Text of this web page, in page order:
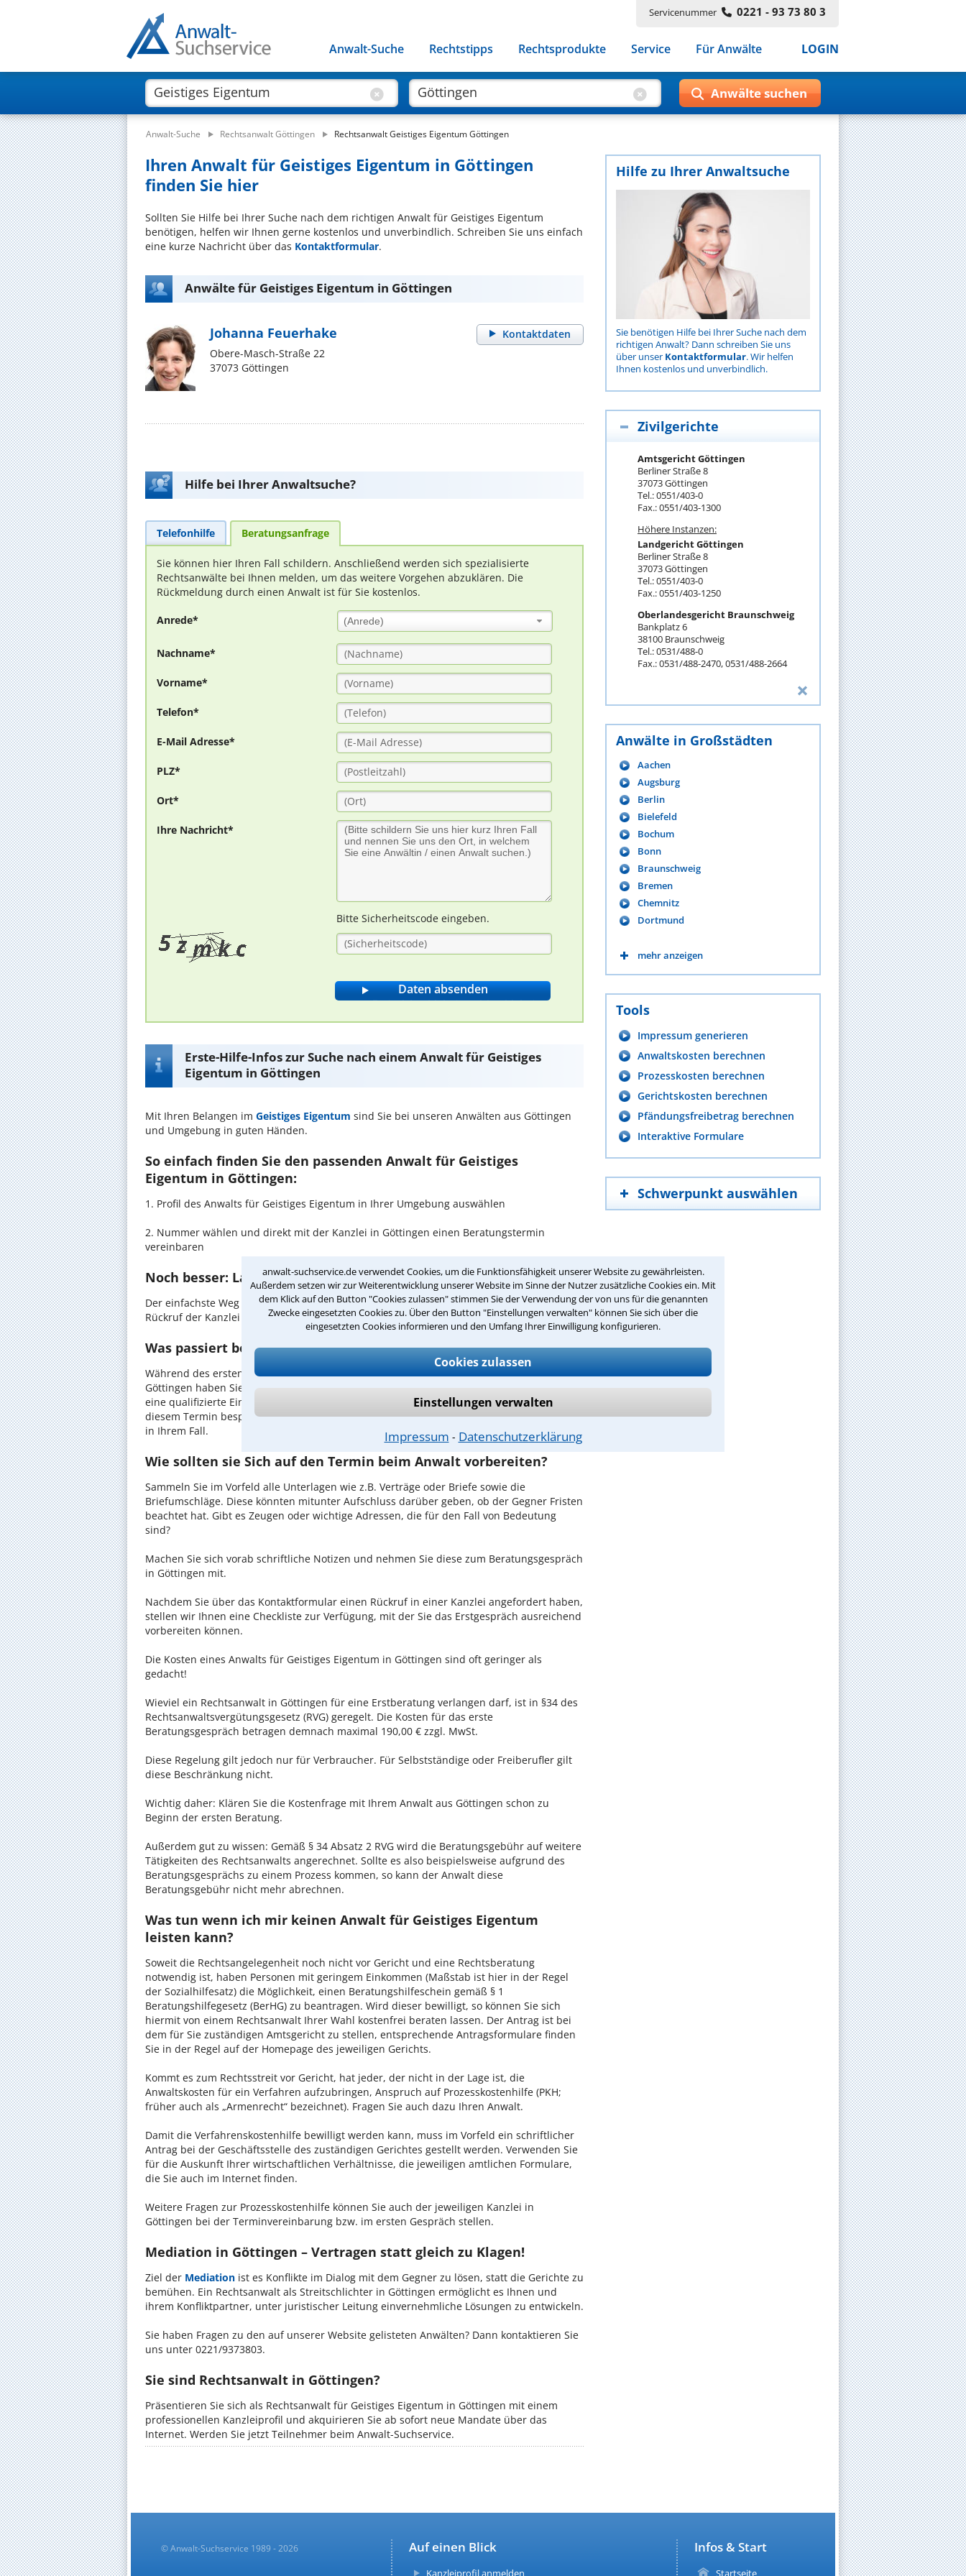
anwalt-suchservice.de verwendet Cookies, um die Funktionsfähigkeit unserer Website zu gewährleisten.
Außerdem setzen wir zur Weiterentwicklung unserer Website im Sinne der Nutzer zusätzliche Cookies ein. Mit
dem Klick auf den Button "Cookies zulassen" stimmen Sie der Verwendung der von uns für die genannten
Zwecke eingesetzten Cookies zu. Über den Button "Einstellungen verwalten" können Sie sich über die
eingesetzten Cookies informieren und den Umfang Ihrer Einwilligung konfigurieren.
Cookies zulassen
Einstellungen verwalten
Impressum ⁃ Datenschutzerklärung
Servicenummer 0221 - 93 73 80 3
Anwalt-Suche Rechtstipps Rechtsprodukte Service Für Anwälte LOGIN
Anwalt-Suche Rechtsanwalt Göttingen Rechtsanwalt Geistiges Eigentum Göttingen
Ihren Anwalt für Geistiges Eigentum in Göttingen
finden Sie hier
Sollten Sie Hilfe bei Ihrer Suche nach dem richtigen Anwalt für Geistiges Eigentum
benötigen, helfen wir Ihnen gerne kostenlos und unverbindlich. Schreiben Sie uns einfach
eine kurze Nachricht über das Kontaktformular.
Anwälte für Geistiges Eigentum in Göttingen
Kontaktdaten
Johanna Feuerhake
Obere-Masch-Straße 22
37073 Göttingen
Hilfe bei Ihrer Anwaltsuche?
Telefonhilfe Beratungsanfrage
Sie können hier Ihren Fall schildern. Anschließend werden sich spezialisierte
Rechtsanwälte bei Ihnen melden, um das weitere Vorgehen abzuklären. Die
Rückmeldung durch einen Anwalt ist für Sie kostenlos.
Anrede* (Anrede)
Nachname*
Vorname*
Telefon*
E-Mail Adresse*
PLZ*
Ort*
Ihre Nachricht*
Bitte Sicherheitscode eingeben.
Erste-Hilfe-Infos zur Suche nach einem Anwalt für Geistiges
Eigentum in Göttingen
Mit Ihren Belangen im Geistiges Eigentum sind Sie bei unseren Anwälten aus Göttingen
und Umgebung in guten Händen.
So einfach finden Sie den passenden Anwalt für Geistiges
Eigentum in Göttingen:
1. Profil des Anwalts für Geistiges Eigentum in Ihrer Umgebung auswählen
2. Nummer wählen und direkt mit der Kanzlei in Göttingen einen Beratungstermin
vereinbaren
Noch besser: Lassen Sie sich zurückrufen
Der einfachste Weg zum Anwalt in Göttingen ist es, über unser Kontaktformular einen
Rückruf der Kanzlei anzufordern - probieren Sie es gleich aus.
Was passiert beim anwaltlichen Erstgespräch in Göttingen?
Während des ersten Gesprächs mit Ihrem Rechtsanwalt für Geistiges Eigentum in
Göttingen haben Sie die Möglichkeit, in Ruhe den Sachverhalt zu schildern, sodass Sie
eine qualifizierte Einschätzung zu Ihrem Fall und Ihren Erfolgsaussichten erhalten. In
diesem Termin besprechen Sie dann mit Ihrem Anwalt auch die weitere Vorgehensweise
in Ihrem Fall.
Wie sollten sie Sich auf den Termin beim Anwalt vorbereiten?
Sammeln Sie im Vorfeld alle Unterlagen wie z.B. Verträge oder Briefe sowie die
Briefumschläge. Diese könnten mitunter Aufschluss darüber geben, ob der Gegner Fristen
beachtet hat. Gibt es Zeugen oder wichtige Adressen, die für den Fall von Bedeutung
sind?
Machen Sie sich vorab schriftliche Notizen und nehmen Sie diese zum Beratungsgespräch
in Göttingen mit.
Nachdem Sie über das Kontaktformular einen Rückruf in einer Kanzlei angefordert haben,
stellen wir Ihnen eine Checkliste zur Verfügung, mit der Sie das Erstgespräch ausreichend
vorbereiten können.
Die Kosten eines Anwalts für Geistiges Eigentum in Göttingen sind oft geringer als
gedacht!
Wieviel ein Rechtsanwalt in Göttingen für eine Erstberatung verlangen darf, ist in §34 des
Rechtsanwaltsvergütungsgesetz (RVG) geregelt. Die Kosten für das erste
Beratungsgespräch betragen demnach maximal 190,00 € zzgl. MwSt.
Diese Regelung gilt jedoch nur für Verbraucher. Für Selbstständige oder Freiberufler gilt
diese Beschränkung nicht.
Wichtig daher: Klären Sie die Kostenfrage mit Ihrem Anwalt aus Göttingen schon zu
Beginn der ersten Beratung.
Außerdem gut zu wissen: Gemäß § 34 Absatz 2 RVG wird die Beratungsgebühr auf weitere
Tätigkeiten des Rechtsanwalts angerechnet. Sollte es also beispielsweise aufgrund des
Beratungsgesprächs zu einem Prozess kommen, so kann der Anwalt diese
Beratungsgebühr nicht mehr abrechnen.
Was tun wenn ich mir keinen Anwalt für Geistiges Eigentum
leisten kann?
Soweit die Rechtsangelegenheit noch nicht vor Gericht und eine Rechtsberatung
notwendig ist, haben Personen mit geringem Einkommen (Maßstab ist hier in der Regel
der Sozialhilfesatz) die Möglichkeit, einen Beratungshilfeschein gemäß § 1
Beratungshilfegesetz (BerHG) zu beantragen. Wird dieser bewilligt, so können Sie sich
hiermit von einem Rechtsanwalt Ihrer Wahl kostenfrei beraten lassen. Der Antrag ist bei
dem für Sie zuständigen Amtsgericht zu stellen, entsprechende Antragsformulare finden
Sie in der Regel auf der Homepage des jeweiligen Gerichts.
Kommt es zum Rechtsstreit vor Gericht, hat jeder, der nicht in der Lage ist, die
Anwaltskosten für ein Verfahren aufzubringen, Anspruch auf Prozesskostenhilfe (PKH;
früher auch als „Armenrecht“ bezeichnet). Fragen Sie auch dazu Ihren Anwalt.
Damit die Verfahrenskostenhilfe bewilligt werden kann, muss im Vorfeld ein schriftlicher
Antrag bei der Geschäftsstelle des zuständigen Gerichtes gestellt werden. Verwenden Sie
für die Auskunft Ihrer wirtschaftlichen Verhältnisse, die jeweiligen amtlichen Formulare,
die Sie auch im Internet finden.
Weitere Fragen zur Prozesskostenhilfe können Sie auch der jeweiligen Kanzlei in
Göttingen bei der Terminvereinbarung bzw. im ersten Gespräch stellen.
Mediation in Göttingen – Vertragen statt gleich zu Klagen!
Ziel der Mediation ist es Konflikte im Dialog mit dem Gegner zu lösen, statt die Gerichte zu
bemühen. Ein Rechtsanwalt als Streitschlichter in Göttingen ermöglicht es Ihnen und
ihrem Konfliktpartner, unter juristischer Leitung einvernehmliche Lösungen zu entwickeln.
Sie haben Fragen zu den auf unserer Website gelisteten Anwälten? Dann kontaktieren Sie
uns unter 0221/9373803.
Sie sind Rechtsanwalt in Göttingen?
Präsentieren Sie sich als Rechtsanwalt für Geistiges Eigentum in Göttingen mit einem
professionellen Kanzleiprofil und akquirieren Sie ab sofort neue Mandate über das
Internet. Werden Sie jetzt Teilnehmer beim Anwalt-Suchservice.
Hilfe zu Ihrer Anwaltsuche
Sie benötigen Hilfe bei Ihrer Suche nach dem
richtigen Anwalt? Dann schreiben Sie uns
über unser Kontaktformular. Wir helfen
Ihnen kostenlos und unverbindlich.
Zivilgerichte
Amtsgericht Göttingen
Berliner Straße 8
37073 Göttingen
Tel.: 0551/403-0
Fax.: 0551/403-1300
Höhere Instanzen:
Landgericht Göttingen
Berliner Straße 8
37073 Göttingen
Tel.: 0551/403-0
Fax.: 0551/403-1250
Oberlandesgericht Braunschweig
Bankplatz 6
38100 Braunschweig
Tel.: 0531/488-0
Fax.: 0531/488-2470, 0531/488-2664
Anwälte in Großstädten
Aachen
Augsburg
Berlin
Bielefeld
Bochum
Bonn
Braunschweig
Bremen
Chemnitz
Dortmund
mehr anzeigen
Tools
Impressum generieren
Anwaltskosten berechnen
Prozesskosten berechnen
Gerichtskosten berechnen
Pfändungsfreibetrag berechnen
Interaktive Formulare
Schwerpunkt auswählen
Infos & Start
Startseite
Auf einen Blick
Kanzleiprofil anmelden
© Anwalt-Suchservice 1989 - 2026